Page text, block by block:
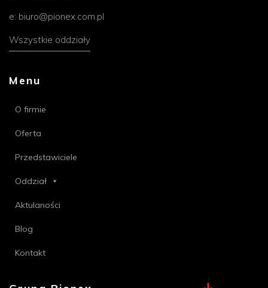
e: biuro@pionex.com.pl
Wszystkie oddziały
Menu
O firmie
Oferta
Przedstawiciele
Oddział
Aktulaności
Blog
Kontakt